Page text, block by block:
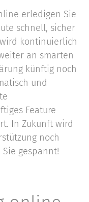
erledigen Sie
schnell, sicher
kontinuierlich
an smarten
künftig noch
und
Feature
In Zukunft wird
noch
gespannt!